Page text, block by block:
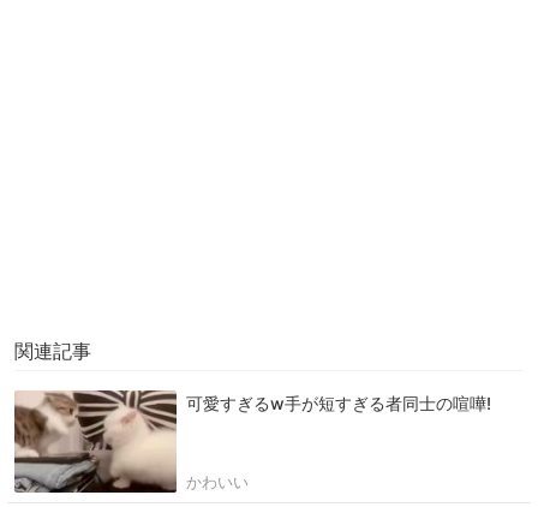
関連記事
可愛すぎるw手が短すぎる者同士の喧嘩!
かわいい